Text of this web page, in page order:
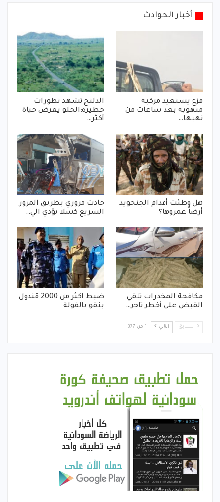
أخبار الحوادث
فزع يستعيد مركبة
منهوبة بعد ساعات من
نهبها…
الدلنج تشهد تطورات
خطيرة:الحلو يعرض حياة
أكثر…
هل وطئت أقدام الجنجويد
أرضاً عمروها؟
حادث مروري بطريق المرور
السريع كسلا يؤدي الي…
مكافحة المخدرات تلقي
القبض على أخطر تاجر…
ضبط اكثر من 2000 قندول
بنقو بالفولة
السابق التالي 1 من 377